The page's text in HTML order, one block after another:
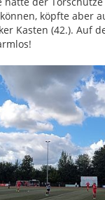
köpfte aber
Kasten (42.). Auf